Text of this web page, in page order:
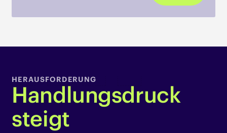
HERAUSFORDERUNG
Handlungsdruck
steigt